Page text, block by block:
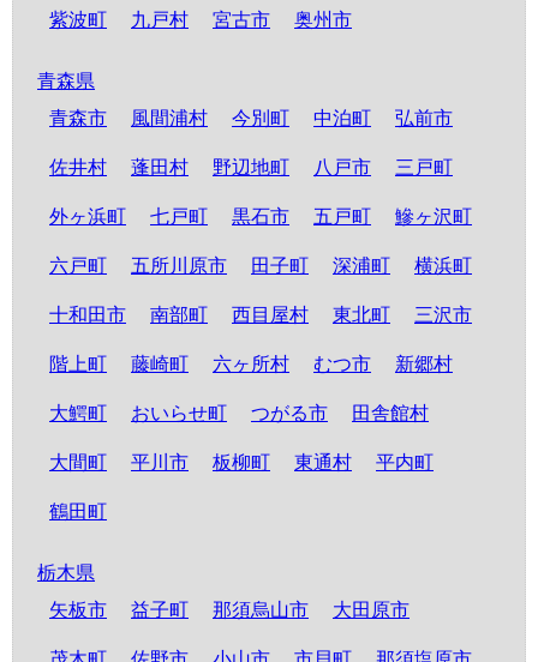
紫波町 九戸村 宮古市 奥州市
青森県
青森市
風間浦村 今別町 中泊町 弘前市
佐井村 蓬田村 野辺地町 八戸市 三戸町
外ヶ浜町 七戸町 黒石市 五戸町 鰺ヶ沢町
六戸町 五所川原市 田子町 深浦町 横浜町
十和田市 南部町 西目屋村 東北町 三沢市
階上町 藤崎町 六ヶ所村 むつ市 新郷村
大鰐町 おいらせ町 つがる市 田舎館村
大間町 平川市 板柳町 東通村 平内町
鶴田町
栃木県
矢板市
益子町 那須烏山市 大田原市